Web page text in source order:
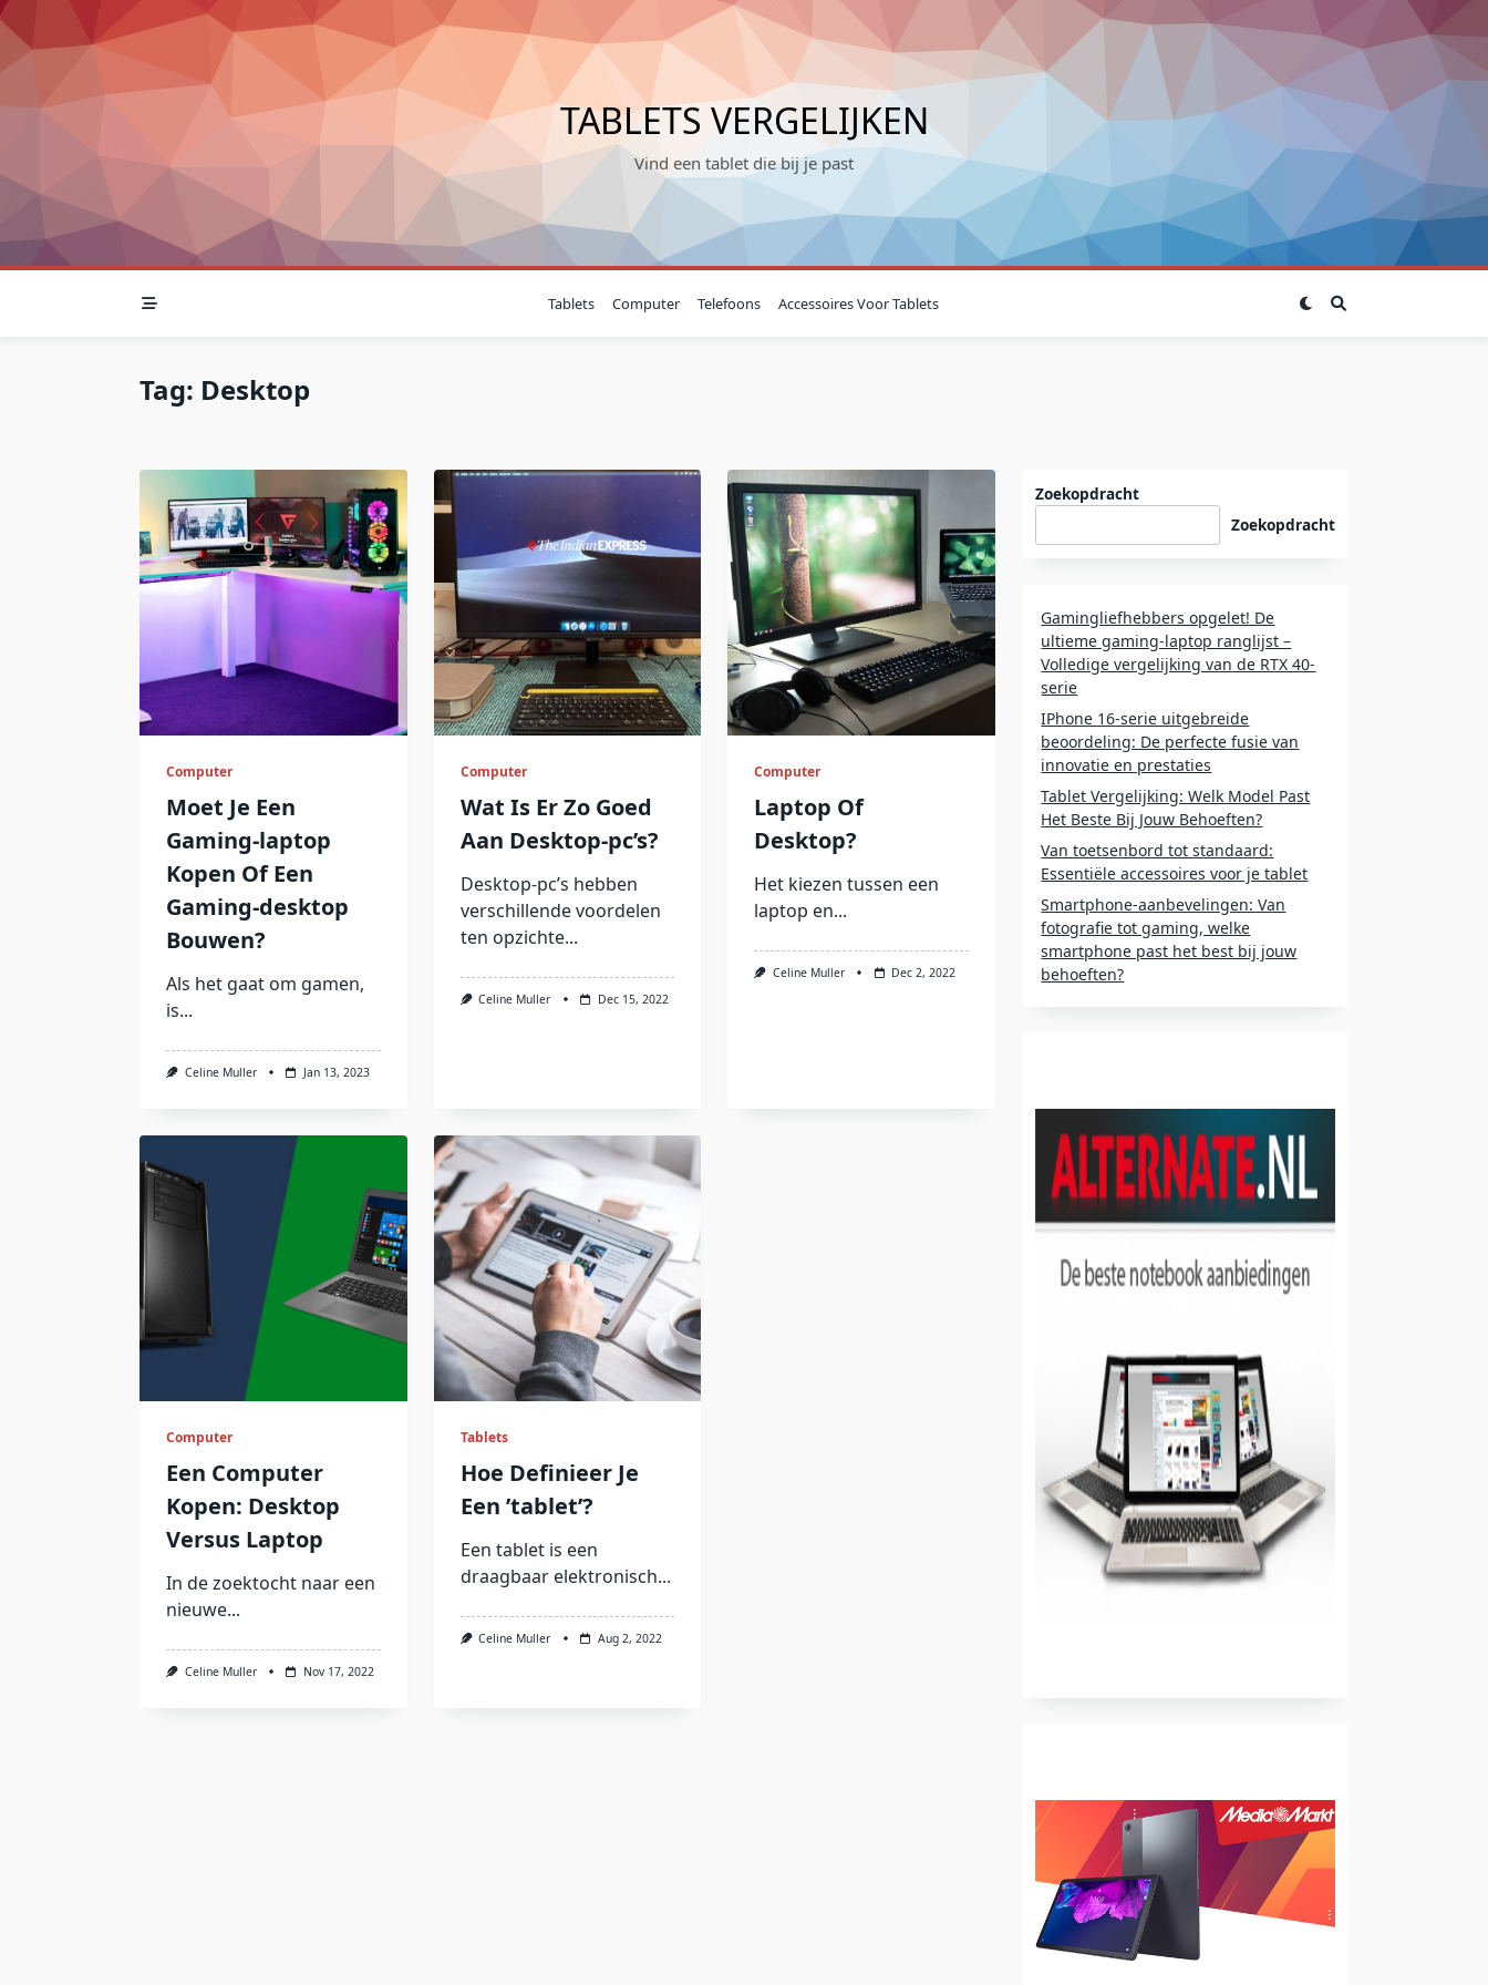
Skip
to
content
TABLETS VERGELIJKEN
Vind een tablet die bij je past
Tablets Computer Telefoons Accessoires Voor Tablets
Tag: Desktop
Computer
Moet Je Een
Gaming-laptop
Kopen Of Een
Gaming-desktop
Bouwen?
Als het gaat om gamen,
is...
Celine Muller Jan 13, 2023
Computer
Wat Is Er Zo Goed
Aan Desktop-pc’s?
Desktop-pc’s hebben
verschillende voordelen
ten opzichte...
Celine Muller Dec 15, 2022
Computer
Laptop Of
Desktop?
Het kiezen tussen een
laptop en...
Celine Muller Dec 2, 2022
Computer
Een Computer
Kopen: Desktop
Versus Laptop
In de zoektocht naar een
nieuwe...
Celine Muller Nov 17, 2022
Tablets
Hoe Definieer Je
Een ’tablet’?
Een tablet is een
draagbaar elektronisch...
Celine Muller Aug 2, 2022
Zoekopdracht
Zoekopdracht
Gamingliefhebbers opgelet! De
ultieme gaming-laptop ranglijst –
Volledige vergelijking van de RTX 40-
serie
IPhone 16-serie uitgebreide
beoordeling: De perfecte fusie van
innovatie en prestaties
Tablet Vergelijking: Welk Model Past
Het Beste Bij Jouw Behoeften?
Van toetsenbord tot standaard:
Essentiële accessoires voor je tablet
Smartphone-aanbevelingen: Van
fotografie tot gaming, welke
smartphone past het best bij jouw
behoeften?